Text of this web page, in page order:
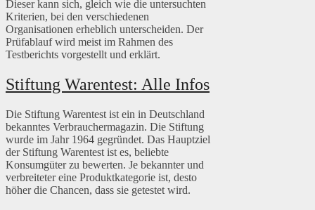
Dieser kann sich, gleich wie die untersuchten
Kriterien, bei den verschiedenen
Organisationen erheblich unterscheiden. Der
Prüfablauf wird meist im Rahmen des
Testberichts vorgestellt und erklärt.
Stiftung Warentest: Alle Infos
Die Stiftung Warentest ist ein in Deutschland
bekanntes Verbrauchermagazin. Die Stiftung
wurde im Jahr 1964 gegründet. Das Hauptziel
der Stiftung Warentest ist es, beliebte
Konsumgüter zu bewerten. Je bekannter und
verbreiteter eine Produktkategorie ist, desto
höher die Chancen, dass sie getestet wird.